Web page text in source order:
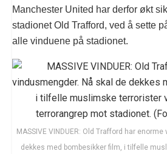
Manchester United har derfor økt
stadionet Old Trafford, ved å sette
alle vinduene på stadionet.
MASSIVE VINDUER: Old Trafford har
dekkes med bombesikker film, i tilfelle